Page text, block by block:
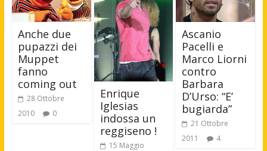
Anche due
pupazzi dei
Muppet
fanno
coming out
28 Ottobre
2010
0
Enrique
Iglesias
indossa un
reggiseno !
15 Maggio
Ascanio
Pacelli e
Marco Liorni
contro
Barbara
D’Urso: “E’
bugiarda”
21 Ottobre
2011
4